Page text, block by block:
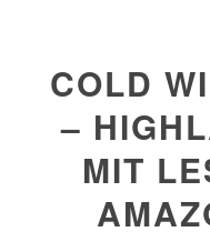
COLD
–
MIT